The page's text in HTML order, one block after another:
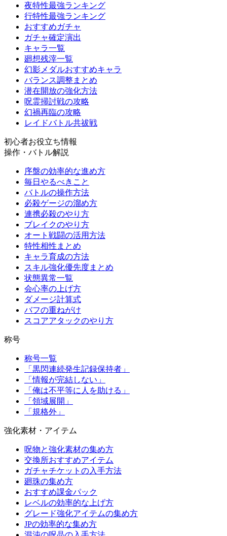
夜特性最強ランキング
行特性最強ランキング
おすすめガチャ
ガチャ確定演出
キャラ一覧
廻想残滓一覧
幻影メダルおすすめキャラ
バランス調整まとめ
潜在開放の強化方法
呪霊掃討戦の攻略
幻禍再臨の攻略
レイドバトル共祓戦
初心者お役立ち情報
操作・バトル解説
序盤の効率的な進め方
毎日やるべきこと
バトルの操作方法
必殺ゲージの溜め方
連携必殺のやり方
ブレイクのやり方
オート戦闘の活用方法
特性相性まとめ
キャラ育成の方法
スキル強化優先度まとめ
状態異常一覧
会心率の上げ方
ダメージ計算式
バフの重ねがけ
スコアアタックのやり方
称号
称号一覧
「黒閃連続発生記録保持者」
「情報が完結しない」
「俺は不平等に人を助ける」
「領域展開」
「規格外」
強化素材・アイテム
呪物と強化素材の集め方
交換所おすすめアイテム
ガチャチケットの入手方法
廻珠の集め方
おすすめ課金パック
レベルの効率的な上げ方
グレード強化アイテムの集め方
JPの効率的な集め方